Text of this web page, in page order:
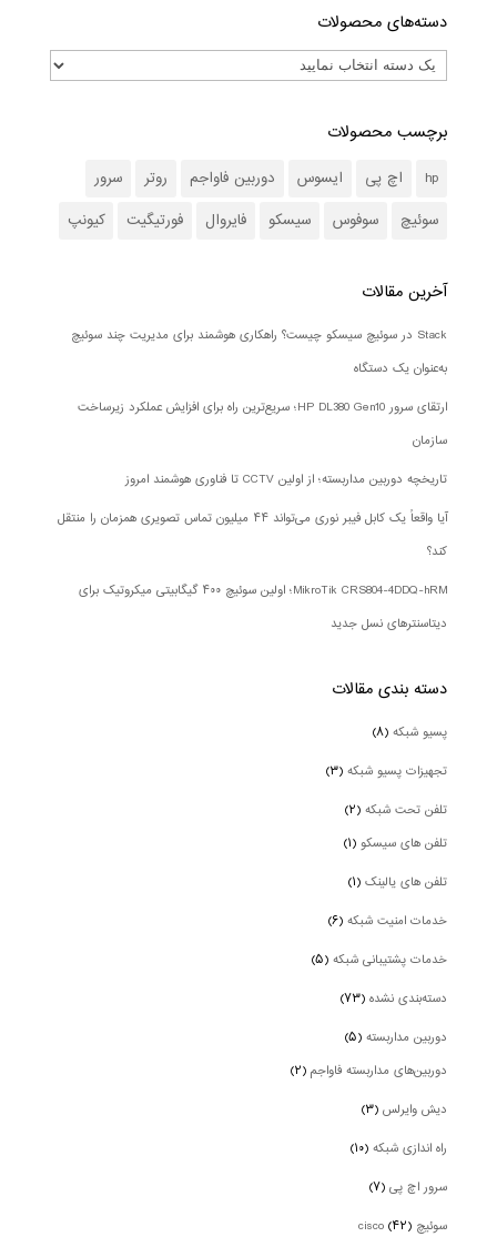
دسته‌های محصولات
برچسب محصولات
hp اچ پی ایسوس دوربین فاواجم روتر
سرور
سوئیچ
سوفوس سیسکو فایروال فورتیگیت کیونپ
آخرین مقالات
Stack در سوئیچ سیسکو چیست؟ راهکاری هوشمند برای مدیریت چند سوئیچ
به‌عنوان یک دستگاه
ارتقای سرور HP DL380 Gen10؛ سریع‌ترین راه برای افزایش عملکرد زیرساخت
سازمان
تاریخچه دوربین مداربسته؛ از اولین CCTV تا فناوری هوشمند امروز
آیا واقعاً یک کابل فیبر نوری می‌تواند ۴۴ میلیون تماس تصویری همزمان را منتقل
کند؟
MikroTik CRS804-4DDQ-hRM؛ اولین سوئیچ ۴۰۰ گیگابیتی میکروتیک برای
دیتاسنترهای نسل جدید
دسته بندی‌ مقالات
پسیو شبکه(۸)
تجهیزات پسیو شبکه(۳)
تلفن تحت شبکه(۲)
تلفن های سیسکو(۱)
تلفن های یالینک(۱)
خدمات امنیت شبکه(۶)
خدمات پشتیبانی شبکه(۵)
دسته‌بندی نشده(۷۳)
دوربین‌ مداربسته(۵)
دوربین‌های مداربسته فاواجم(۲)
دیش وایرلس(۳)
راه اندازی شبکه(۱۰)
سرور اچ پی(۷)
سوئیچ cisco (۴۲)